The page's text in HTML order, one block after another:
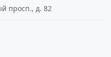
просп., д. 82